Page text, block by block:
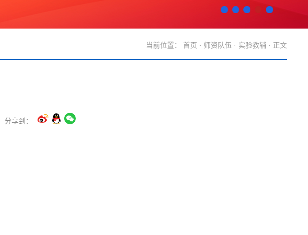
当前位置： 首页 · 师资队伍 · 实验教辅 · 正文
分享到：